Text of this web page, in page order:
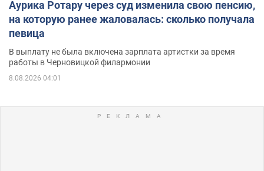
Аурика Ротару через суд изменила свою пенсию,
на которую ранее жаловалась: сколько получала
певица
В выплату не была включена зарплата артистки за время
работы в Черновицкой филармонии
8.08.2026 04:01